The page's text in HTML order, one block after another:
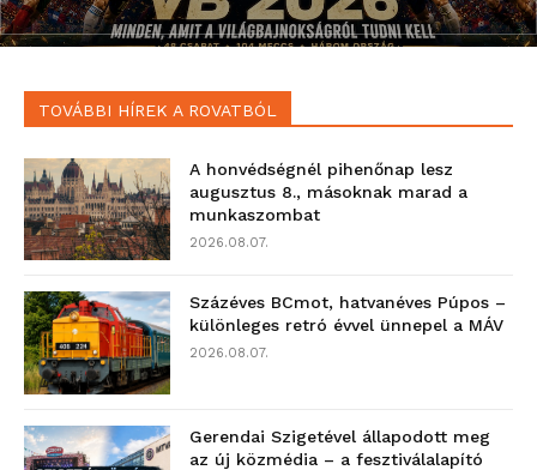
TOVÁBBI HÍREK A ROVATBÓL
A honvédségnél pihenőnap lesz
augusztus 8., másoknak marad a
munkaszombat
2026.08.07.
Százéves BCmot, hatvanéves Púpos –
különleges retró évvel ünnepel a MÁV
2026.08.07.
Gerendai Szigetével állapodott meg
az új közmédia – a fesztiválalapító